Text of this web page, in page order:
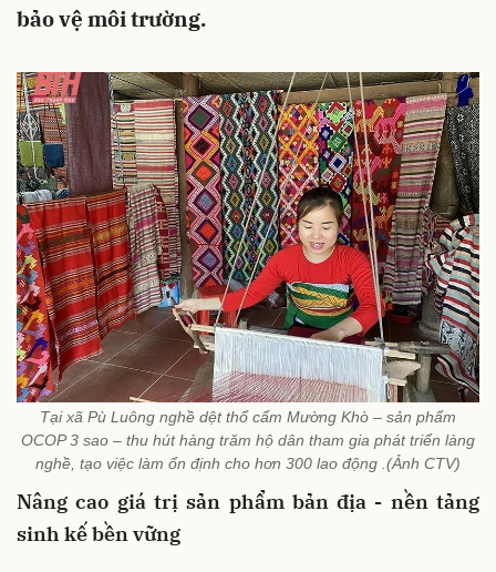
bảo vệ môi trường.
Tại xã Pù Luông nghề dệt thổ cẩm Mường Khò – sản phẩm
OCOP 3 sao – thu hút hàng trăm hộ dân tham gia phát triển làng
nghề, tạo việc làm ổn định cho hơn 300 lao động .(Ảnh CTV)
Nâng cao giá trị sản phẩm bản địa - nền tảng
sinh kế bền vững